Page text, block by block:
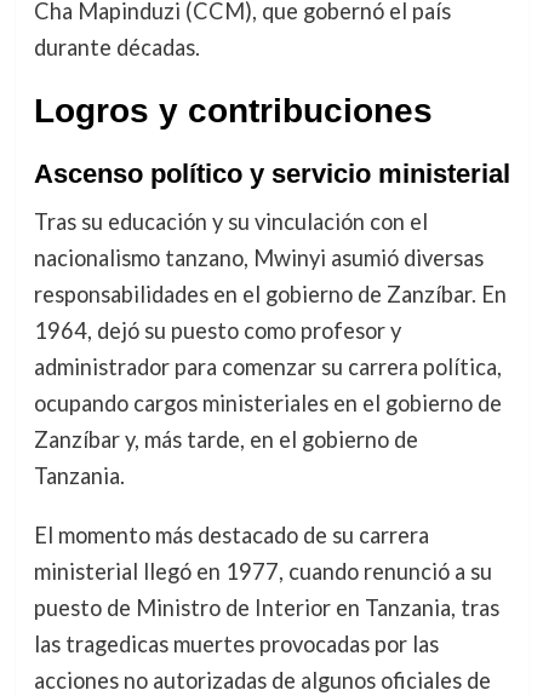
Cha Mapinduzi (CCM), que gobernó el país
durante décadas.
Logros y contribuciones
Ascenso político y servicio ministerial
Tras su educación y su vinculación con el
nacionalismo tanzano, Mwinyi asumió diversas
responsabilidades en el gobierno de Zanzíbar. En
1964, dejó su puesto como profesor y
administrador para comenzar su carrera política,
ocupando cargos ministeriales en el gobierno de
Zanzíbar y, más tarde, en el gobierno de
Tanzania.
El momento más destacado de su carrera
ministerial llegó en 1977, cuando renunció a su
puesto de Ministro de Interior en Tanzania, tras
las tragedicas muertes provocadas por las
acciones no autorizadas de algunos oficiales de